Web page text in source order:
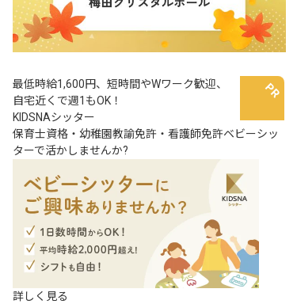
最低時給1,600円、短時間やWワーク歓迎、
自宅近くで週1もOK！
KIDSNAシッター
保育士資格・幼稚園教諭免許・看護師免許ベビーシッ
ターで活かしませんか?
詳しく見る